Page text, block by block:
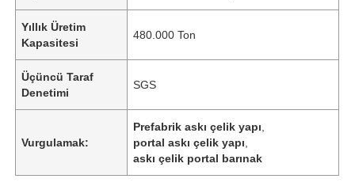
Yıllık Üretim
Kapasitesi
480.000 Ton
Üçüncü Taraf
Denetimi
SGS
Vurgulamak:
Prefabrik askı çelik yapı
portal askı çelik yapı
askı çelik portal barınak